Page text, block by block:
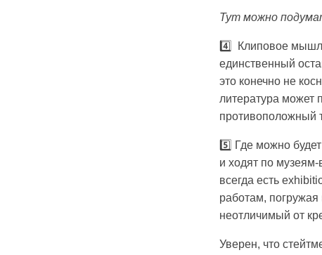
Тут можно
4️⃣ Клиповое
единственный
это конечно не
литература может
противоположный
5️⃣ Где можно
и ходят по
всегда есть
работам, погружая
неотличимый от
Уверен, что